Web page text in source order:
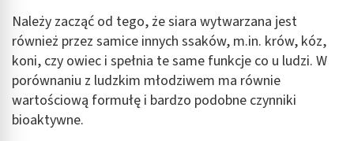
Należy zacząć od tego, że siara wytwarzana jest
również przez samice innych ssaków, m.in. krów, kóz,
koni, czy owiec i spełnia te same funkcje co u ludzi. W
porównaniu z ludzkim młodziwem ma równie
wartościową formułę i bardzo podobne czynniki
bioaktywne.